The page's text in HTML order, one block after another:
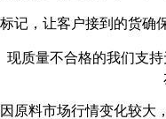
标记，让客户接到的货确
现质量不合格的我们支
因原料市场行情变化较大